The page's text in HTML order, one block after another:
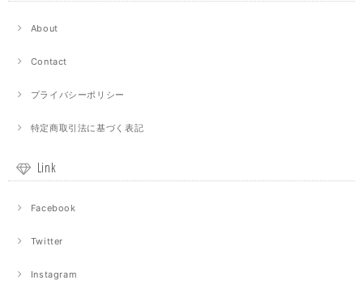
About
Contact
プライバシーポリシー
特定商取引法に基づく表記
Link
Facebook
Twitter
Instagram